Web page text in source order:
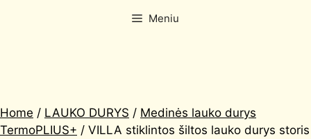
Meniu
Home / LAUKO DURYS / Medinės lauko durys
TermoPLIUS+ / VILLA stiklintos šiltos lauko durys storis